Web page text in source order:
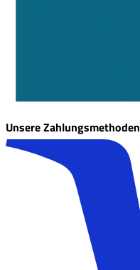
Unsere Zahlungsmethoden